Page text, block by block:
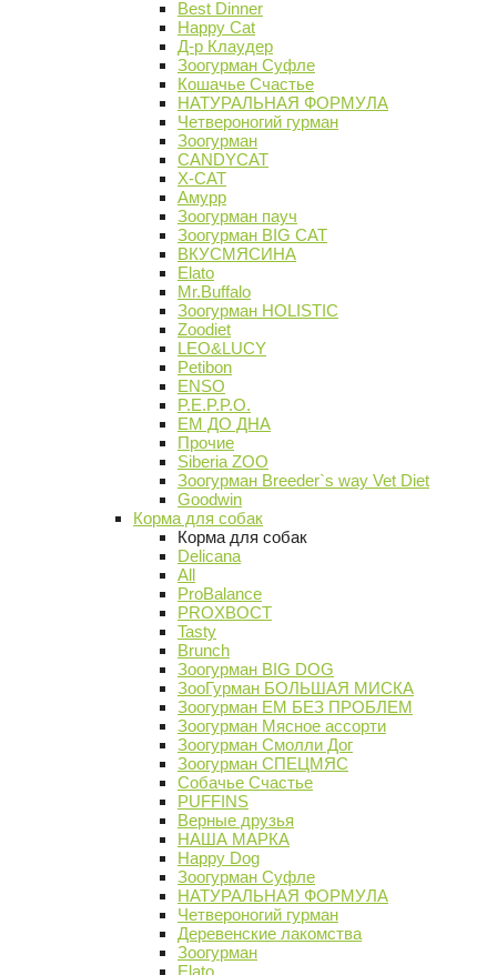
Best Dinner
Happy Cat
Д-р Клаудер
Зоогурман Суфле
Кошачье Счастье
НАТУРАЛЬНАЯ ФОРМУЛА
Четвероногий гурман
Зоогурман
CANDYCAT
X-CAT
Амурр
Зоогурман пауч
Зоогурман BIG CAT
ВКУСМЯСИНА
Elato
Mr.Buffalo
Зоогурман HOLISTIC
Zoodiet
LEO&LUCY
Petibon
ENSO
P.E.P.P.O.
ЕМ ДО ДНА
Прочие
Siberia ZOO
Зоогурман Breeder`s way Vet Diet
Goodwin
Корма для собак
Корма для собак
Delicana
All
ProBalance
PROХВОСТ
Tasty
Brunch
Зоогурман BIG DOG
ЗооГурман БОЛЬШАЯ МИСКА
Зоогурман ЕМ БЕЗ ПРОБЛЕМ
Зоогурман Мясное ассорти
Зоогурман Смолли Дог
Зоогурман СПЕЦМЯС
Собачье Счастье
PUFFINS
Верные друзья
НАША МАРКА
Happy Dog
Зоогурман Суфле
НАТУРАЛЬНАЯ ФОРМУЛА
Четвероногий гурман
Деревенские лакомства
Зоогурман
Elato